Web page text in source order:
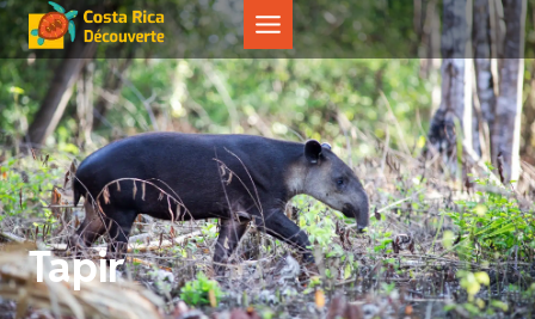
Aller
au
contenu
Tapir